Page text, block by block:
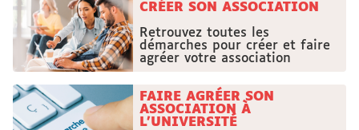
CRÉER SON ASSOCIATION
Retrouvez toutes les
démarches pour créer et faire
agréer votre association
FAIRE AGRÉER SON
ASSOCIATION À
L'UNIVERSITÉ